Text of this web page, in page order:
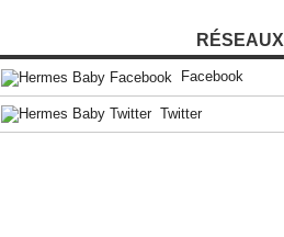
RÉSEAUX
Facebook
Twitter